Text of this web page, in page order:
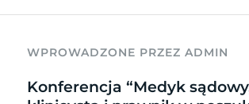
WPROWADZONE PRZEZ ADMIN
Konferencja “Medyk